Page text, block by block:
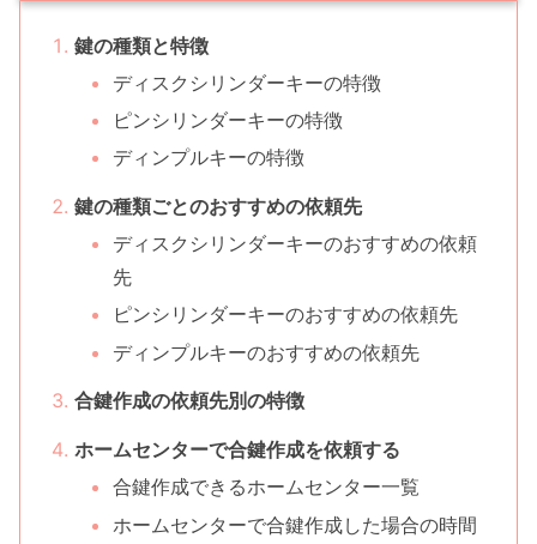
鍵の種類と特徴
ディスクシリンダーキーの特徴
ピンシリンダーキーの特徴
ディンプルキーの特徴
鍵の種類ごとのおすすめの依頼先
ディスクシリンダーキーのおすすめの依頼
先
ピンシリンダーキーのおすすめの依頼先
ディンプルキーのおすすめの依頼先
合鍵作成の依頼先別の特徴
ホームセンターで合鍵作成を依頼する
合鍵作成できるホームセンター一覧
ホームセンターで合鍵作成した場合の時間